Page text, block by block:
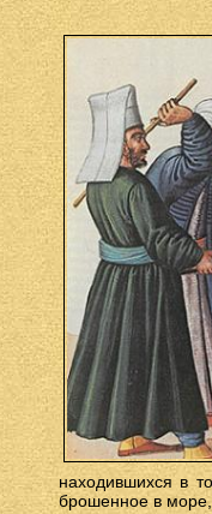
находившихся в
брошенное в море,